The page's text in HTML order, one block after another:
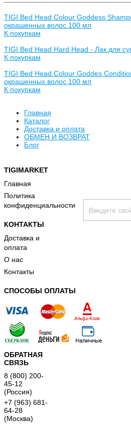
TIGI Bed Head Colour Goddess
окрашенных волос 100 мл
К покупкам
TIGI Bed Head Hard Head - Лак для
К покупкам
TIGI Bed Head Colour Goddes
окрашенных волос 100 мл
К покупкам
Главная
Каталог
Доставка и оплата
ОБМЕН И ВОЗВРАТ
Блог
принимаю условия
TIGIMARKET
Главная
Политика
конфиденциальности
КОНТАКТЫ
Доставка и
оплата
О нас
Контакты
СПОСОБЫ ОПЛАТЫ
ОБРАТНАЯ
СВЯЗЬ
8 (800) 200-
45-12
(Россия)
+7 (963) 681-
64-28
(Москва)